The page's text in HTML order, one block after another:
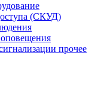
(СКУД)
прочее